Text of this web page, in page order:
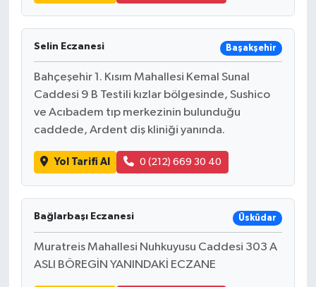
Selin Eczanesi Başakşehir
Bahçeşehir 1. Kısım Mahallesi Kemal Sunal
Caddesi 9 B Testili kızlar bölgesinde, Sushico
ve Acıbadem tıp merkezinin bulunduğu
caddede, Ardent diş kliniği yanında.
Yol Tarifi Al 0 (212) 669 30 40
Bağlarbaşı Eczanesi Üsküdar
Muratreis Mahallesi Nuhkuyusu Caddesi 303 A
ASLI BÖREGİN YANINDAKİ ECZANE